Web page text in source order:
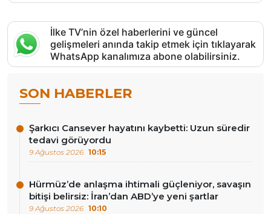
İlke TV’nin özel haberlerini ve güncel
gelişmeleri anında takip etmek için tıklayarak
WhatsApp kanalımıza abone olabilirsiniz.
SON HABERLER
Şarkıcı Cansever hayatını kaybetti: Uzun süredir
tedavi görüyordu
9 Ağustos 2026 10:15
Hürmüz’de anlaşma ihtimali güçleniyor, savaşın
bitişi belirsiz: İran’dan ABD’ye yeni şartlar
9 Ağustos 2026 10:10